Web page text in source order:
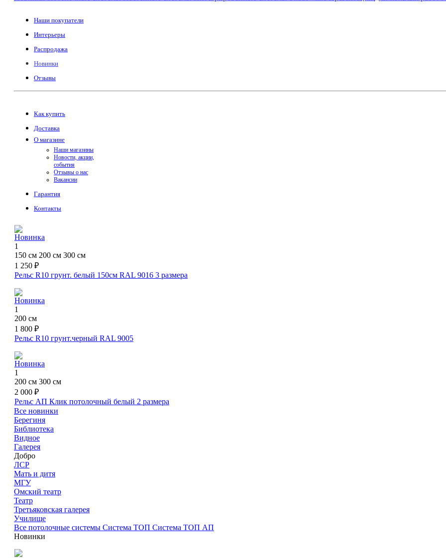
Наши покупатели
Интерьеры
Распродажа
Новинки
Отзывы
Как купить
Доставка
О магазине
Наши магазины
Новости, акции,
события
Отзывы о нас
Вакансии
Гарантия
Контакты
Новинка
1
150 см 200 см 300 см
1 250 ₽
Рельс R10 грунт. белый 150см RAL 9016 3 размера
Новинка
1
200 см
1 800 ₽
Рельс R10 грунт.черный RAL 9005
Новинка
1
200 см 300 см
2 000 ₽
Рельс АП Клик потолочный белый 2 размера
Все новинки
Берегиня
Библиотека
Видное
Галерея
Добро
ЛСР
Мать и дитя
МГУ
Омский театр
Театр
Третьяковская галерея
Училище
Все потолочные системы Система ТОП Система ТОП АП
Новинки